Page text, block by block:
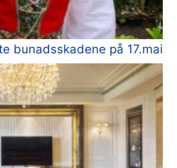
bunadsskadene på 17.mai